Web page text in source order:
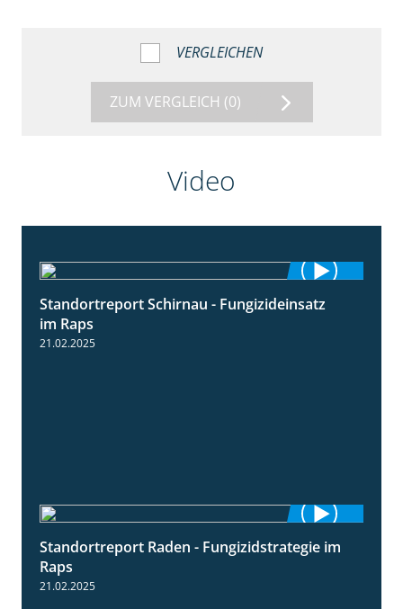
VERGLEICHEN
ZUM VERGLEICH (0)
Video
4:48
Standortreport Schirnau - Fungizideinsatz
im Raps
21.02.2025
5:08
Standortreport Raden - Fungizidstrategie im
Raps
21.02.2025